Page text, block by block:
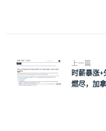
上一篇
时薪暴涨
燃尽，加